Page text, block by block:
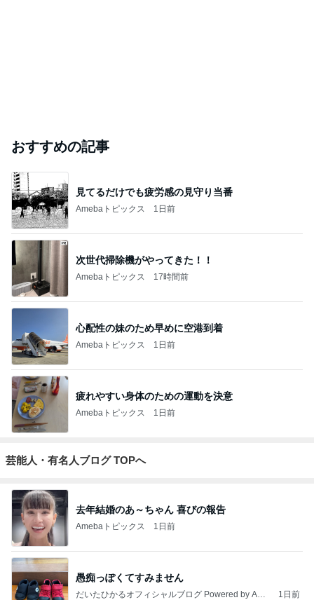
おすすめの記事
見てるだけでも疲労感の見守り当番
Amebaトピックス 1日前
次世代掃除機がやってきた！！
Amebaトピックス 17時間前
心配性の妹のため早めに空港到着
Amebaトピックス 1日前
疲れやすい身体のための運動を決意
Amebaトピックス 1日前
芸能人・有名人ブログ TOPへ
去年結婚のあ～ちゃん 喜びの報告
Amebaトピックス 1日前
愚痴っぽくてすみません
だいたひかるオフィシャルブログ Powered by Ame
1日前